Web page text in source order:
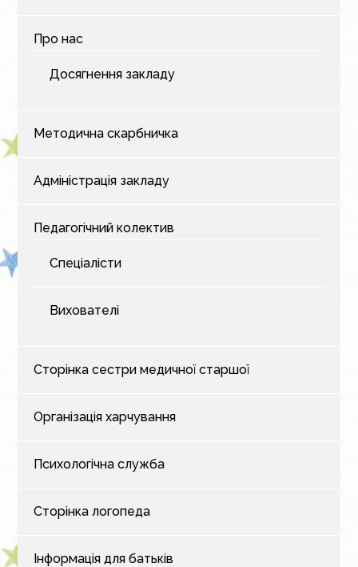
Про нас
Досягнення закладу
Методична скарбничка
Адміністрація закладу
Педагогічний колектив
Спеціалісти
Вихователі
Сторінка сестри медичної старшої
Організація харчування
Психологічна служба
Сторінка логопеда
Інформація для батьків